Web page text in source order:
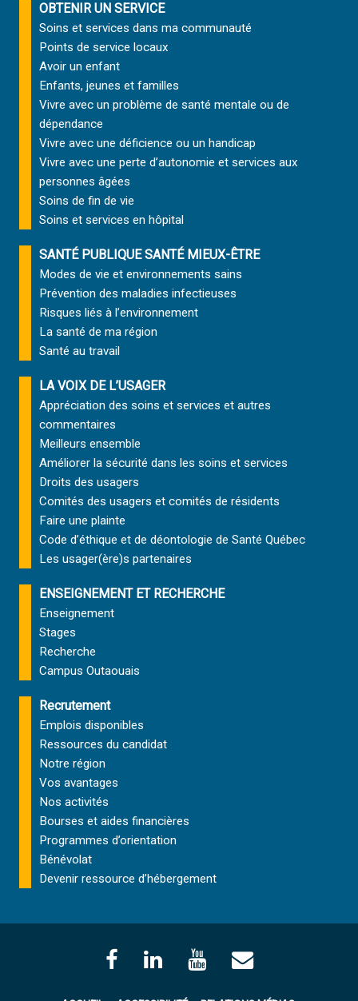
OBTENIR UN SERVICE
Soins et services dans ma communauté
Points de service locaux
Avoir un enfant
Enfants, jeunes et familles
Vivre avec un problème de santé mentale ou de
dépendance
Vivre avec une déficience ou un handicap
Vivre avec une perte d’autonomie et services aux
personnes âgées
Soins de fin de vie
Soins et services en hôpital
SANTÉ PUBLIQUE SANTÉ MIEUX-ÊTRE
Modes de vie et environnements sains
Prévention des maladies infectieuses
Risques liés à l’environnement
La santé de ma région
Santé au travail
LA VOIX DE L’USAGER
Appréciation des soins et services et autres
commentaires
Meilleurs ensemble
Améliorer la sécurité dans les soins et services
Droits des usagers
Comités des usagers et comités de résidents
Faire une plainte
Code d’éthique et de déontologie de Santé Québec
Les usager(ère)s partenaires
ENSEIGNEMENT ET RECHERCHE
Enseignement
Stages
Recherche
Campus Outaouais
Recrutement
Emplois disponibles
Ressources du candidat
Notre région
Vos avantages
Nos activités
Bourses et aides financières
Programmes d’orientation
Bénévolat
Devenir ressource d’hébergement